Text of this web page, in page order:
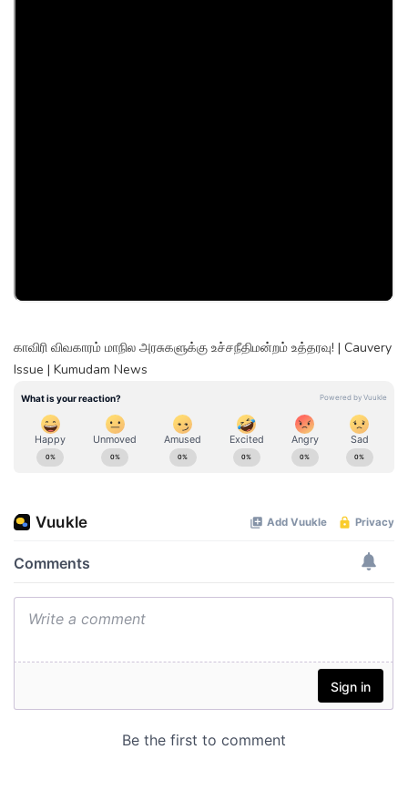
காவிரி விவகாரம் மாநில அரசுகளுக்கு உச்சநீதிமன்றம் உத்தரவு! | Cauvery
Issue | Kumudam News